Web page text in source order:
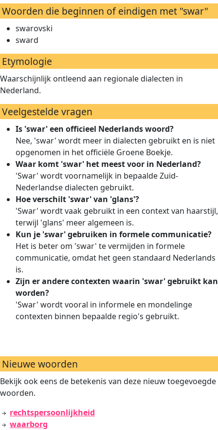
Woorden die beginnen of eindigen met "swar"
swarovski
sward
Etymologie
Waarschijnlijk ontleend aan regionale dialecten in
Nederland.
Veelgestelde vragen
Is 'swar' een officieel Nederlands woord?
Nee, 'swar' wordt meer in dialecten gebruikt en is niet
opgenomen in het officiële Groene Boekje.
Waar komt 'swar' het meest voor in Nederland?
'Swar' wordt voornamelijk in bepaalde Zuid-
Nederlandse dialecten gebruikt.
Hoe verschilt 'swar' van 'glans'?
'Swar' wordt vaak gebruikt in een context van haarstijl,
terwijl 'glans' meer algemeen is.
Kun je 'swar' gebruiken in formele communicatie?
Het is beter om 'swar' te vermijden in formele
communicatie, omdat het geen standaard Nederlands
is.
Zijn er andere contexten waarin 'swar' gebruikt kan
worden?
'Swar' wordt vooral in informele en mondelinge
contexten binnen bepaalde regio's gebruikt.
Nieuwe woorden
Bekijk ook eens de betekenis van deze nieuw toegevoegde
woorden.
rechtspersoonlijkheid
waarborg